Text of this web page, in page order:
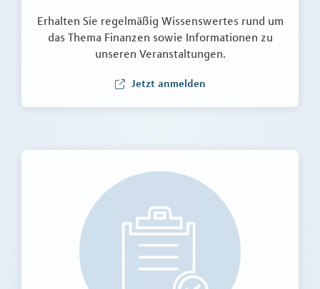
Erhalten Sie regelmäßig Wissenswertes rund um
das Thema Finanzen sowie Informationen zu
unseren Veranstaltungen.
Jetzt anmelden